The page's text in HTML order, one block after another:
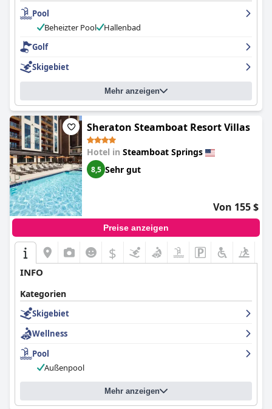
Pool
Beheizter Pool
Hallenbad
Golf
Skigebiet
Mehr anzeigen
Sheraton Steamboat Resort Villas
Hotel in Steamboat Springs
8,5 Sehr gut
Von 155 $
Preise anzeigen
$
INFO
Kategorien
Skigebiet
Wellness
Pool
Außenpool
Mehr anzeigen